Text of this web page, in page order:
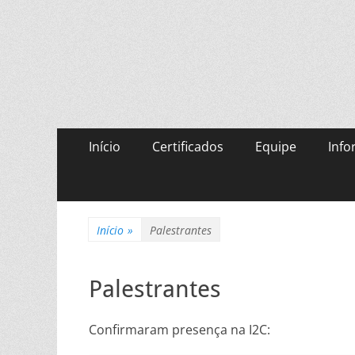
Semana de
Menu
Pular
para
Início Certificados Equipe
Início » Palestrantes
Palestrantes
Confirmaram presença na I2C: